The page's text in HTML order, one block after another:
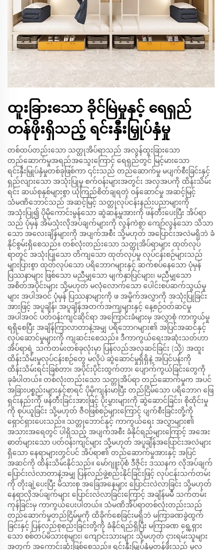
ထူးခြားသော ခိုင်မြဲမှုနှင့် ရေရှည်
တန်ဖိုးရှိသည့် ရင်းနှီးမြှုပ်နှံမှု
တစ်ထပ်တည်းသော သတ္တုအိပ်ရာသည် အလွန်ထူးခြားသော
တည်ဆောက်မှုအရည်အသွေးကြောင့် ရေရှည်တွင် မြင့်မားသော
ရင်းနှီးမြှုပ်နှံမှုတစ်ခုဖြစ်ကာ ၎င်းသည် တည်ဆောက်မှု မပျက်စီးခြင်းနှင့်
ရှည်လျားသော အသုံးပြုမှု စက်ဝန်းများအတွင်း အလှအပကို ထိန်းသိမ်း
ရင်း ဆယ်စုနှစ်များစွာ ယုံကြည်စိတ်ချရတဲ့ ဝန်ဆောင်မှု အဆင့်မြင့်
သံမဏိဘောင်သည် အဆင့်မြင့် သတ္တုလုပ်ငန်းနည်းပညာများကို
အသုံးပြု၍ ပိုမိုကောင်းမွန်သော ဆွဲဆန့်မှုအားကို ဖန်တီးပေးပြီး အိပ်ရာ
သည် ပုံမှန် အိမ်သုံးလိုအပ်ချက်များကို လွန်ကဲစွာ ကျော်လွန်သော သိသာ
သော အလေးချိန်များကို အပျက်အစီး သို့မဟုတ် အပြောင်းအလဲမရှိဘဲ ခံ
နိုင်စွမ်းရှိစေသည်။ တစ်လုံးတည်းသော သတ္တုအိပ်ရာများ ထုတ်လုပ်
ရာတွင် အသုံးပြုသော တိကျသော ထုတ်လုပ်မှု လုပ်ငန်းစဉ်များသည်
များပြားစွာ ထုတ်လုပ်သော ပရိဘောဂများနှင့် ဆက်စပ်နေသော ပုံမှန်
ပြဿနာများ ဖြစ်သော မညီမျှသော မျက်နှာပြင်များ၊ မညီမျှသော
အစိတ်အပိုင်းများ သို့မဟုတ် မလုံလောက်သော ပေါင်းစပ်ဆက်သွယ်မှု
များ အပါအဝင် ပုံမှန် ပြဿနာများကို ဖ အမှိုက်အလွှာကို အသုံးပြုခြင်း
အားဖြင့် အပူချိန်၊ အပူချိန်အတက်အကျများနှင့် နေ့စဉ်ဝတ်ဆင်မှု
အပါအဝင် ပတ်ဝန်းကျင်ဆိုင်ရာ အကြောင်းခံများမှ အလွှာစုံ ကာကွယ်မှု
ရရှိစေပြီး အချိန်ကြာလာတာနဲ့အမျှ ပရိဘောဂများ၏ အပြင်အဆင်နှင့်
လုပ်ဆောင်မှုများကို ကျဆင်းစေသည်။ ဒီကာကွယ်ရေးအဆုံးသတ်ဟာ
အိပ်ရာရဲ့ သက်တမ်းတစ်ခုလုံးမှာ ပြန်လည်အလှဆင်ခြင်း (သို့) အထူး
ထိန်းသိမ်းမှုလုပ်ငန်းစဉ်တွေ မလိုပဲ ဆွဲဆောင်မှုရှိရှိနဲ့ အပြင်ပန်းကို
ထိန်းသိမ်းရင်းခြစ်တာ၊ အပိုင်းပိုင်းထွက်တာ၊ ပျောက်ကွယ်ခြင်းတွေကို
ခုခံပါတယ်။ တစ်လုံးတည်းသော သတ္တုအိပ်ရာ တည်ဆောက်မှုက အပင်
အခြားပစ္စည်းများနှင့်စာရင် ပိုမိုကျန်းမာပြီး တည်ငြိမ်သော ပရိဘောဂ ဖြေ
ရှင်းနည်းကို ဖန်တီးခြင်းအားဖြင့် ပိုးမွှားများကို ဆွဲဆောင်ခြင်း၊ စိုထိုင်းမှု
ကို စုပ်ယူခြင်း သို့မဟုတ် ဇီဝဖြစ်စဉ်များကြောင့် ပျက်စီးခြင်းတို့ကို
ရှောင်ရှားပေးသည်။ သတ္တုဘောင်နှင့် ကာကွယ်ရေး အလွှာများ၏
အသားအရေတွင် ပါရှိသည့် အပျက်အစီး ခံနိုင်ရည်များကြောင့် အအေး
ဓာတ်များသော ပတ်ဝန်းကျင်များ သို့မဟုတ် အပူချိန်အပြောင်းအလဲများ
ရှိသော နေရာများတွင်ပင် အိပ်ရာ၏ တည်ဆောက်မှုအားနှင့် အပြင်
အဆင်ကို ထိန်းသိမ်းနိုင်သည်။ မော်ဂျူးပုံစံ ဒီဇိုင်း ဒဿနက လိုအပ်ချက်
ပြောင်းလဲလာတာနဲ့အမျှ ပြန်လည်ဖွဲ့စည်းနိုင်ခြင်းဖြင့် လုပ်ငန်းသက်တမ်း
ကို တိုးချဲ့ပေးပြီး မိသားစု အခြေအနေများ ပြောင်းလဲလာခြင်း သို့မဟုတ်
နေရာလိုအပ်ချက်များ ပြောင်းလဲလာခြင်းကြောင့် အချိန်မမီ သက်တမ်း
ကုန်ခြင်းမှ ကာကွယ်ပေးပါတယ်။ သံမဏိအိပ်ရာတစ်လုံးတည်းသည်
တည်ဆောက်မှုတည်ငြိမ်မှုကို ထိခိုက်စေခြင်းမရှိဘဲ မကြာခဏခွဲထွက်
ခြင်းနှင့် ပြန်လည်စုစည်းခြင်းတို့ကို ခံနိုင်ရည်ရှိပြီး မကြာခဏ ရွေ့ရှား
သော စစ်တပ်မိသားစုများ၊ ကျောင်းသားများ သို့မဟုတ် ငှားရမ်းသူများ
အတွက် အကောင်းဆုံးဖြစ်စေသည်။ ရင်းနှီးမြှုပ်နှံမှုတန်ဖိုးသည် မူလ